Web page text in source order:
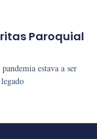
Paroquial
estava a ser